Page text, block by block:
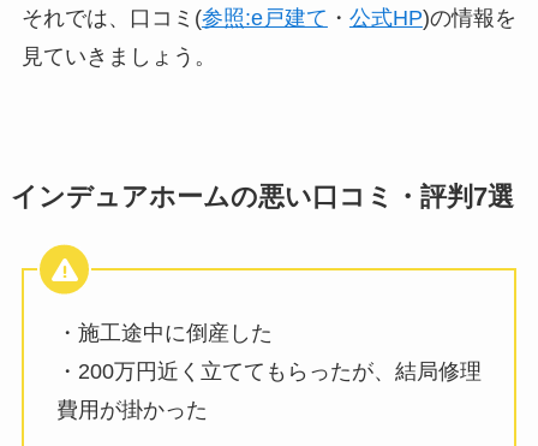
それでは、口コミ(参照:e戸建て ・ 公式HP)の情報を
見ていきましょう。
インデュアホームの悪い口コミ・評判7選
・施工途中に倒産した
・200万円近く立ててもらったが、結局修理
費用が掛かった